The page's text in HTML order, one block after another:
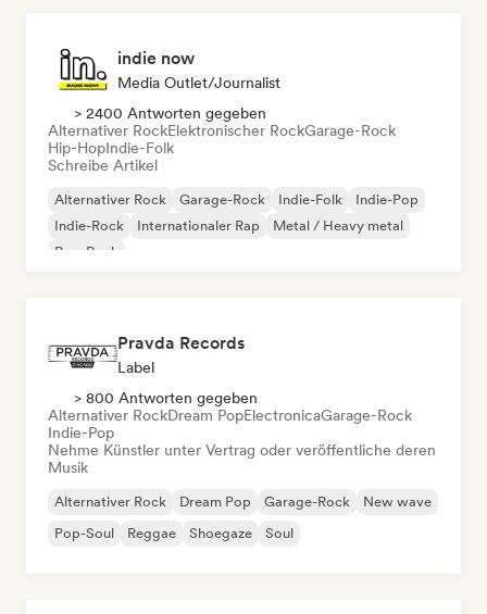
indie now
Media Outlet/Journalist
> 2400 Antworten gegeben
Alternativer RockElektronischer RockGarage-Rock
Hip-HopIndie-Folk
Schreibe Artikel
Alternativer Rock Garage-Rock Indie-Folk
Indie-Pop
Indie-Rock
Internationaler Rap
Metal / Heavy metal
Pop-Rock
Pravda Records
Label
> 800 Antworten gegeben
Alternativer RockDream PopElectronicaGarage-Rock
Indie-Pop
Nehme Künstler unter Vertrag oder veröffentliche deren
Musik
Alternativer Rock Dream Pop Garage-Rock
New wave
Pop-Soul
Reggae Shoegaze Soul